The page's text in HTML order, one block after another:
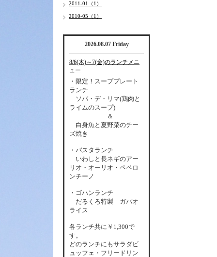
2011-01（1）
2010-05（1）
2026.08.07 Friday
8/6(木)～7(金)のランチメニ
ュー
・限定！スーププレート
ランチ
ソパ・デ・リマ(鶏肉と
ライムのスープ)
＆
白身魚と夏野菜のチー
ズ焼き
・パスタランチ
いわしと長ネギのアー
リオ・オーリオ・ペペロ
ンチーノ
・ゴハンランチ
だるくろ特製 ガパオ
ライス
各ランチ共に￥1,300で
す。
どのランチにもサラダビ
ュッフェ・フリードリン